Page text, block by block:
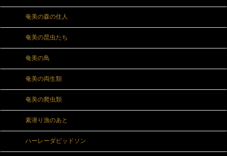
奄美の森の住人
奄美の昆虫たち
奄美の鳥
奄美の両生類
奄美の爬虫類
素潜り漁のあと
ハーレーダビッドソン